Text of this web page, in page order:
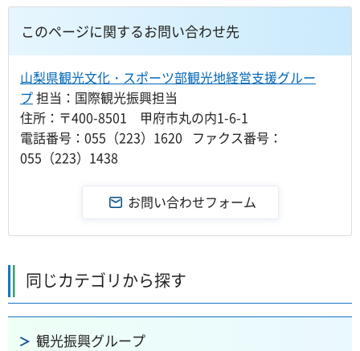
このページに関するお問い合わせ先
山梨県観光文化・スポーツ部観光地経営支援グルー
プ担当：国際観光振興担当
住所：〒400-8501 甲府市丸の内1-6-1
電話番号：055（223）1620 ファクス番号：
055（223）1438
同じカテゴリから探す
観光振興グループ